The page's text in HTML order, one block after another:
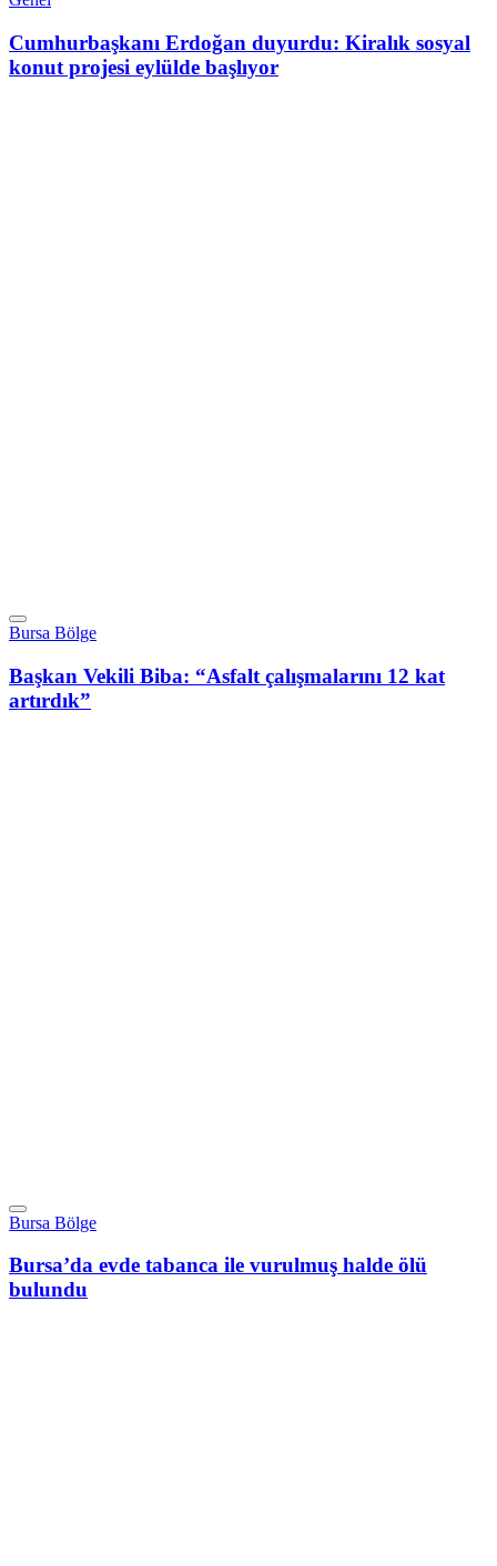
Cumhurbaşkanı Erdoğan duyurdu: Kiralık sosyal
konut projesi eylülde başlıyor
Bursa Bölge
Başkan Vekili Biba: “Asfalt çalışmalarını 12 kat
artırdık”
Bursa Bölge
Bursa’da evde tabanca ile vurulmuş halde ölü
bulundu